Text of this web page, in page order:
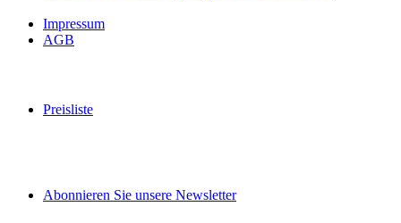
Impressum
AGB
Preisliste
Abonnieren Sie unsere Newsletter